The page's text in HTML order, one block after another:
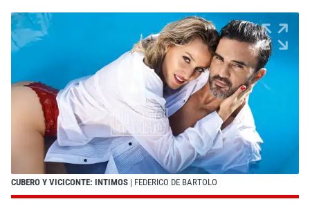
CUBERO Y VICICONTE: INTIMOS | FEDERICO DE BARTOLO